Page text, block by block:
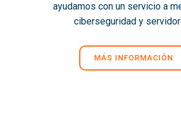
ayudamos con un servicio a
ciberseguridad y
MÁS INFORMACIÓN